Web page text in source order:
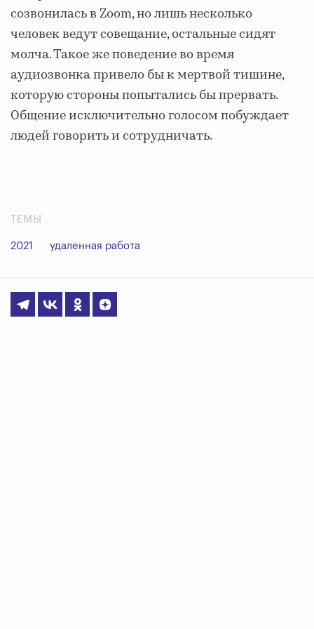
созвонилась в Zoom, но лишь несколько
человек ведут совещание, остальные сидят
молча. Такое же поведение во время
аудиозвонка привело бы к мертвой тишине,
которую стороны попытались бы прервать.
Общение исключительно голосом побуждает
людей говорить и сотрудничать.
ТЕМЫ
2021 удаленная работа